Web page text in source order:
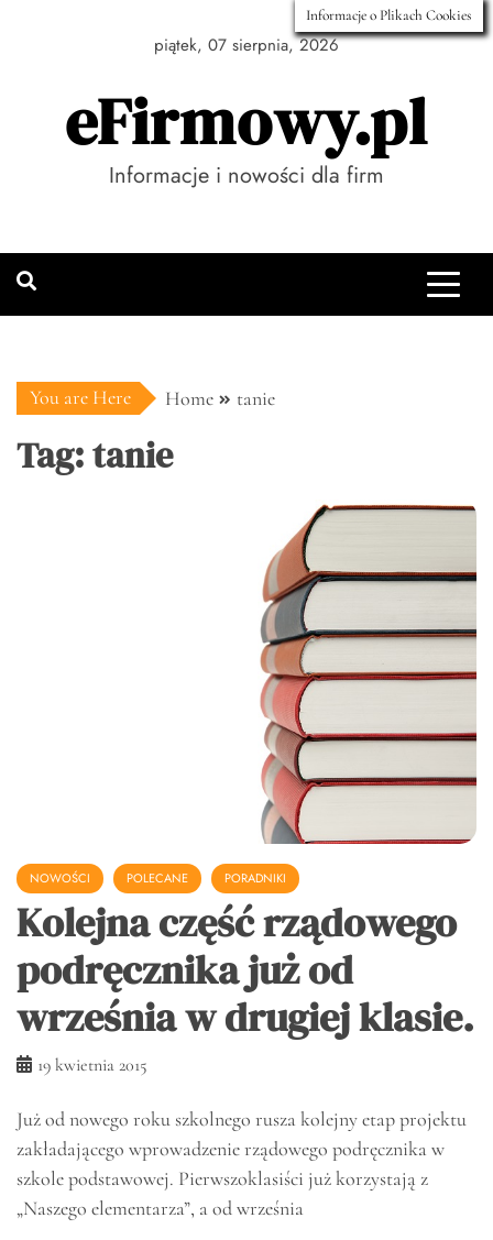
piątek, 07 sierpnia, 2026
eFirmowy.pl
Informacje i nowości dla firm
You are Here Home tanie
Tag:tanie
NOWOŚCI POLECANE PORADNIKI
Kolejna część rządowego
podręcznika już od
września w drugiej klasie.
19 kwietnia 2015
Już od nowego roku szkolnego rusza kolejny etap projektu
zakładającego wprowadzenie rządowego podręcznika w
szkole podstawowej. Pierwszoklasiści już korzystają z
„Naszego elementarza”, a od września
Informacje o Plikach Cookies